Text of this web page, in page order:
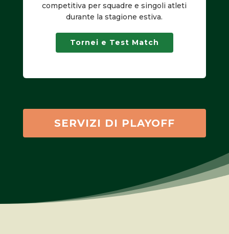
competitiva per squadre e singoli atleti
durante la stagione estiva.
Tornei e Test Match
SERVIZI DI PLAYOFF